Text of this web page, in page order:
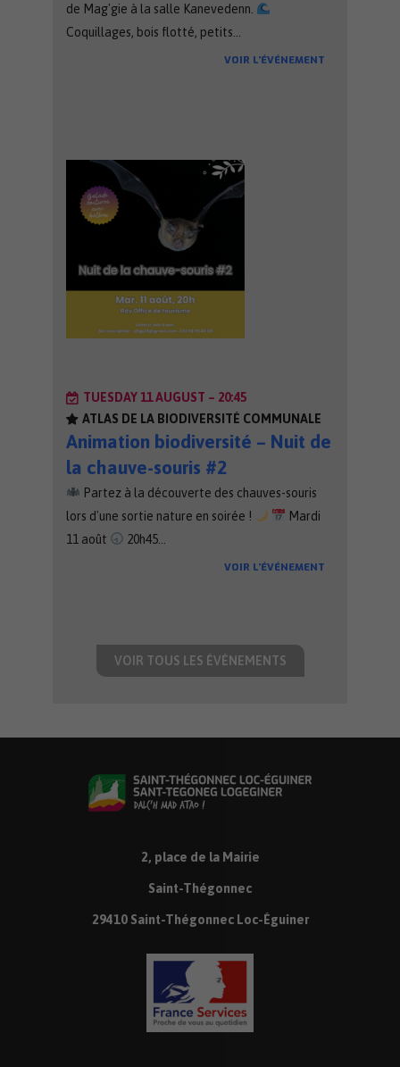
de Mag'gie à la salle Kanevedenn.
Coquillages, bois flotté, petits…
VOIR L’ÉVÉNEMENT
TUESDAY 11 AUGUST – 20:45
ATLAS DE LA BIODIVERSITÉ COMMUNALE
Animation biodiversité – Nuit de
la chauve-souris #2
Partez à la découverte des chauves-souris
lors d'une sortie nature en soirée !
Mardi
11 août
20h45…
VOIR L’ÉVÉNEMENT
VOIR TOUS LES ÉVÉNEMENTS
2, place de la Mairie
Saint-Thégonnec
29410 Saint-Thégonnec Loc-Éguiner